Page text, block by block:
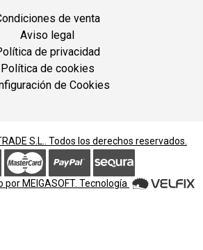
de venta
Aviso legal
de privacidad
Política de cookies
de Cookies
S.L. . Todos los derechos reservados.
porMEIGASOFT. Tecnología